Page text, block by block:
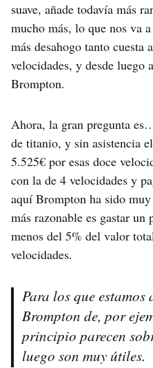
suave, añade todavía más
mucho más, lo que nos va
más desahogo tanto cuesta
velocidades, y desde luego
Brompton.
Ahora, la gran pregunta
de titanio, y sin asistencia
5.525€ por esas doce
con la de 4 velocidades y
aquí Brompton ha sido
más razonable es gastar un
menos del 5% del valor
velocidades.
Para los que
Brompton de, por
principio parecen
luego son muy útiles.